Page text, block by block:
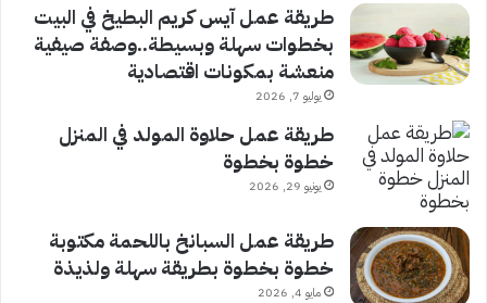
طريقة عمل آيس كريم البطيخ في البيت
بخطوات سهلة وبسيطة..وصفة صيفية
منعشة بمكونات اقتصادية
يوليو 7, 2026
طريقة عمل حلاوة المولد في المنزل
خطوة بخطوة
يونيو 29, 2026
طريقة عمل السبانخ باللحمة مكتوبة
خطوة بخطوة بطريقة سهلة ولذيذة
مايو 4, 2026